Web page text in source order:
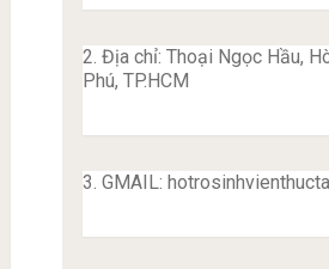
2. Địa chỉ: Thoại Ngọc Hầu,
Phú, TP.HCM
3. GMAIL: